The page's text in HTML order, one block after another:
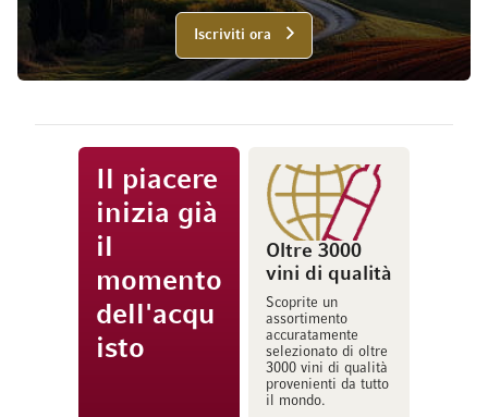
Iscriviti ora
Il piacere
inizia già
il
momento
dell'acqu
isto
Oltre 3000
vini di qualità
Scoprite un
assortimento
accuratamente
selezionato di oltre
3000 vini di qualità
provenienti da tutto
il mondo.